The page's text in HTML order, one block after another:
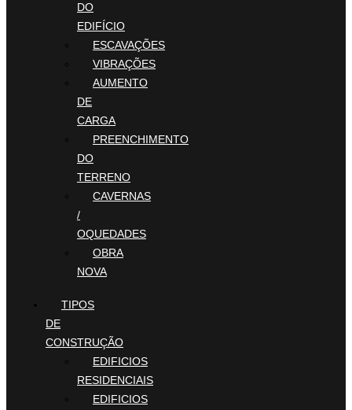
DO
EDIFÍCIO
ESCAVAÇÕES
VIBRAÇÕES
AUMENTO
DE
CARGA
PREENCHIMENTO
DO
TERRENO
CAVERNAS
/
OQUEDADES
OBRA
NOVA
TIPOS
DE
CONSTRUÇÃO
EDIFICIOS
RESIDENCIAIS
EDIFICIOS